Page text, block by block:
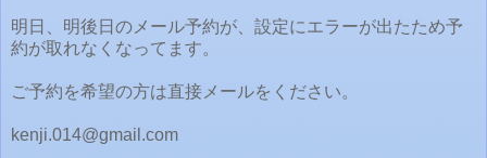
明日、明後日のメール予約が、設定にエラーが出たため予
約が取れなくなってます。
ご予約を希望の方は直接メールをください。
kenji.014@gmail.com